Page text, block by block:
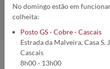
No domingo estão em
colheita:
Posto GS - Cobre - Cascais
Estrada da Malveira, Casa S.
Cascais
8h00 - 13h00